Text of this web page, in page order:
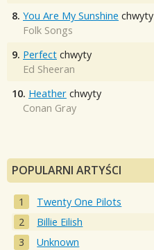
8. You Are My Sunshine chwyty
Folk Songs
9. Perfect chwyty
Ed Sheeran
10. Heather chwyty
Conan Gray
POPULARNI ARTYŚCI
Twenty One Pilots
Billie Eilish
Unknown